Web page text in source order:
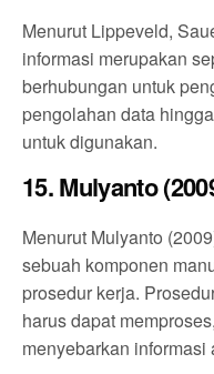
Menurut Lippeveld,
informasi merupakan
berhubungan untuk
pengolahan data
untuk digunakan.
15. Mulyanto
Menurut Mulyanto
sebuah komponen
prosedur kerja.
harus dapat
menyebarkan informasi